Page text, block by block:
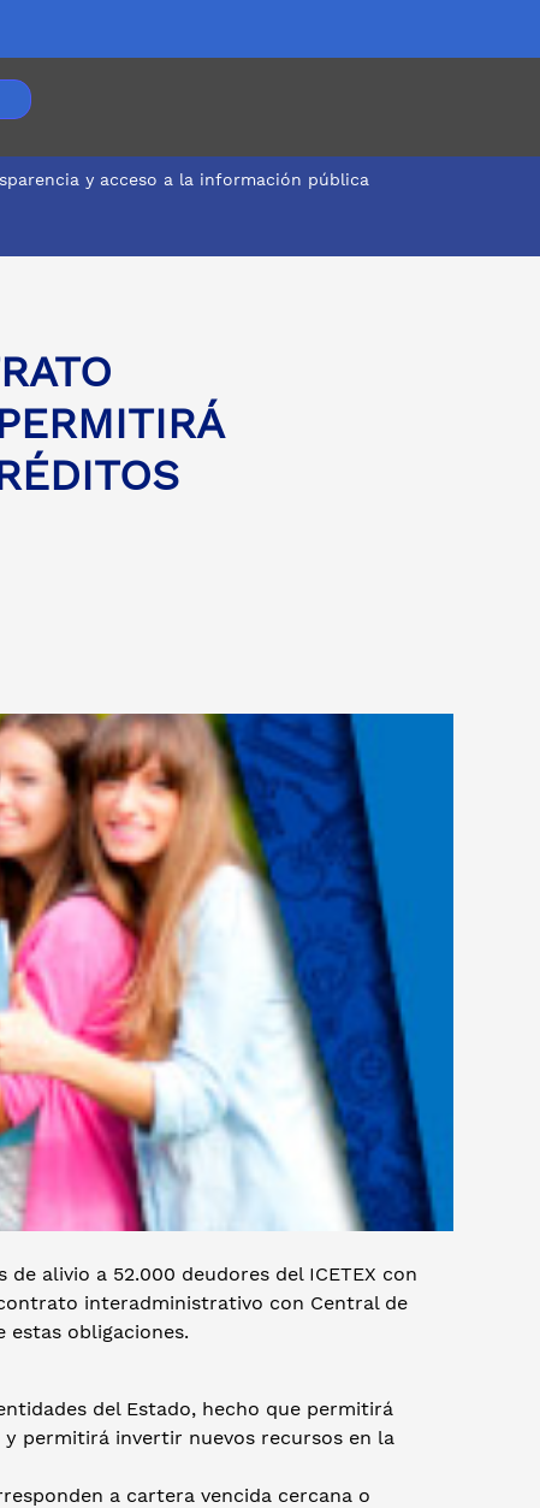
y acceso a la información pública
alivio a 52.000 deudores del ICETEX con
interadministrativo con Central de
estas obligaciones.
del Estado, hecho que permitirá
y permitirá invertir nuevos recursos en la
a cartera vencida cercana o